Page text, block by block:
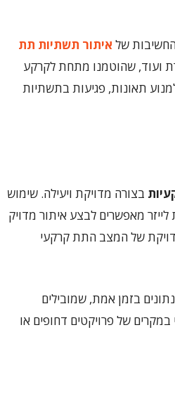
של איתור תשתיות תת
ועוד, שהוטמנו מתחת לקרקע
תאונות, פגיעות בתשתיות
בצורה מדויקת ויעילה. שימוש
לייזר מאפשרים לבצע איתור מדויק
של המצב התת קרקעי
בזמן אמת, שמובילים
של פרויקטים דחופים או